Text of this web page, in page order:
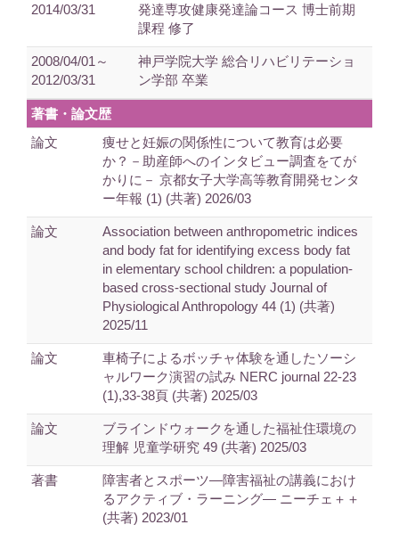
2014/03/31
発達専攻健康発達論コース 博士前期
課程 修了
2008/04/01～
2012/03/31
神戸学院大学 総合リハビリテーショ
ン学部 卒業
著書・論文歴
論文
痩せと妊娠の関係性について教育は必要
か？－助産師へのインタビュー調査をてが
かりに－ 京都女子大学高等教育開発センタ
ー年報 (1) (共著) 2026/03
論文
Association between anthropometric indices
and body fat for identifying excess body fat
in elementary school children: a population-
based cross-sectional study Journal of
Physiological Anthropology 44 (1) (共著)
2025/11
論文
車椅子によるボッチャ体験を通したソーシ
ャルワーク演習の試み NERC journal 22-23
(1),33-38頁 (共著) 2025/03
論文
ブラインドウォークを通した福祉住環境の
理解 児童学研究 49 (共著) 2025/03
著書
障害者とスポーツ―障害福祉の講義におけ
るアクティブ・ラーニング― ニーチェ＋＋
(共著) 2023/01